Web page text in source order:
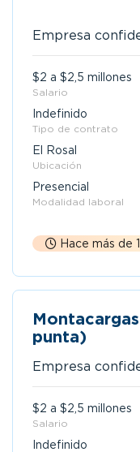
Empresa
$2 a $2,5 millones
Salario
Indefinido
Tipo de contrato
El Rosal
Ubicación
Presencial
Modalidad laboral
Hace más de
punta)
Empresa
$2 a $2,5 millones
Salario
Indefinido